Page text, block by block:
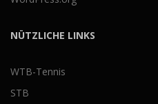
NÜTZLICHE LINKS
WTB-Tennis
STB